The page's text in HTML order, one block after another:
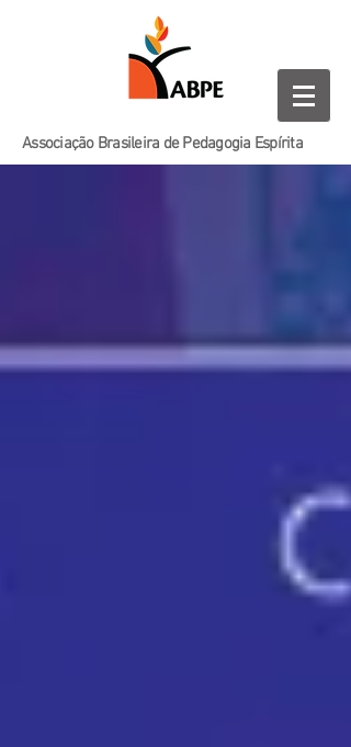
Associação Brasileira de Pedagogia Espírita